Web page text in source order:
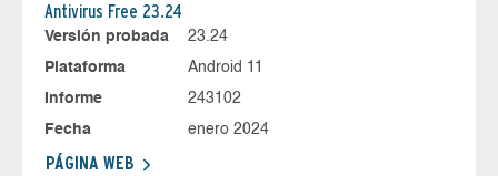
Antivirus Free 23.24
Versión probada
23.24
Plataforma
Android 11
Informe
243102
Fecha
enero 2024
PÁGINA WEB